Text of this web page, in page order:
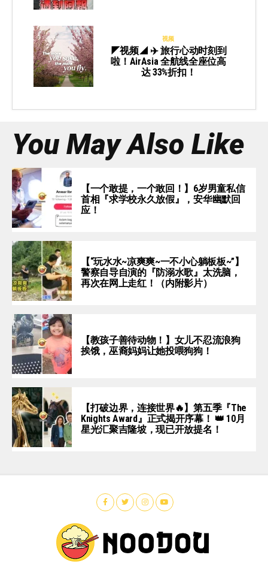
视频
◤视频◢ ✈️ 旅行心动时刻到
啦！AirAsia 全航线全座位高
达 33%折扣！
You May Also Like
【一个敢提，一个敢回！】6岁男童私信
首相『求学校永久放假』，安华幽默回
应！
【“玩水水~凉爽爽~一不小心躺板板~”】
警察自导自演的『防溺水歌』太洗脑，
再次在网上走红！（内附影片）
【教孩子善待动物！】女儿不忍流浪狗
挨饿，巫裔妈妈让她投喂狗狗！
【打破边界，连接世界🔥】第五季『The
Knights Award』正式揭开序幕！ 👑 10月
星光汇聚吉隆坡，现已开放提名！